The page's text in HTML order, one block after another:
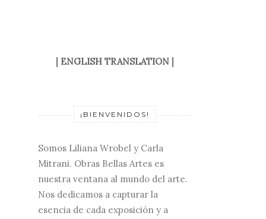
ENGLISH TRANSLATION|
¡BIENVENIDOS!
Somos Liliana Wrobel y Carla
Mitrani. Obras Bellas Artes es
nuestra ventana al mundo del arte.
Nos dedicamos a capturar la
esencia de cada exposición y a